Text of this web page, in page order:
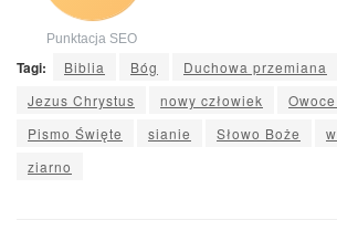
Punktacja SEO
Tagi: Biblia Bóg Duchowa przemiana
Jezus Chrystus
nowy człowiek
Pismo Święte
sianie Słowo Boże
ziarno